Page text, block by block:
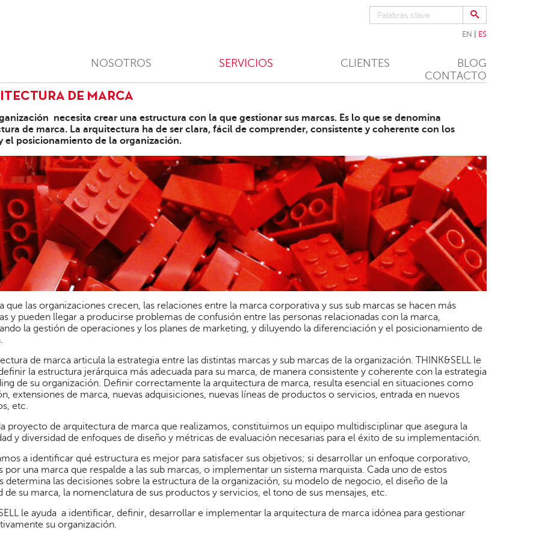
EN ES
NOSOTROS SERVICIOS CLIENTES
BLOG
CONTACTO
DE MARCA
necesita crear una estructura con la que gestionar sus marcas. Es lo que se denomina
de marca. La arquitectura ha de ser clara, fácil de comprender, consistente y coherente con los
el posicionamiento de la organización.
que las organizaciones crecen, las relaciones entre la marca corporativa y sus sub marcas se hacen más
y pueden llegar a producirse problemas de confusión entre las personas relacionadas con la marca,
la gestión de operaciones y los planes de marketing, y diluyendo la diferenciación y el posicionamiento de
de marca articula la estrategia entre las distintas marcas y sub marcas de la organización. THINK&SELL le
la estructura jerárquica más adecuada para su marca, de manera consistente y coherente con la estrategia
de su organización. Definir correctamente la arquitectura de marca, resulta esencial en situaciones como
extensiones de marca, nuevas adquisiciones, nuevas líneas de productos o servicios, entrada en nuevos
etc.
proyecto de arquitectura de marca que realizamos, constituimos un equipo multidisciplinar que asegura la
y diversidad de enfoques de diseño y métricas de evaluación necesarias para el éxito de su implementación.
a identificar qué estructura es mejor para satisfacer sus objetivos; si desarrollar un enfoque corporativo,
por una marca que respalde a las sub marcas, o implementar un sistema marquista. Cada uno de estos
determina las decisiones sobre la estructura de la organización, su modelo de negocio, el diseño de la
de su marca, la nomenclatura de sus productos y servicios, el tono de sus mensajes, etc.
le ayuda a identificar, definir, desarrollar e implementar la arquitectura de marca idónea para gestionar
su organización.